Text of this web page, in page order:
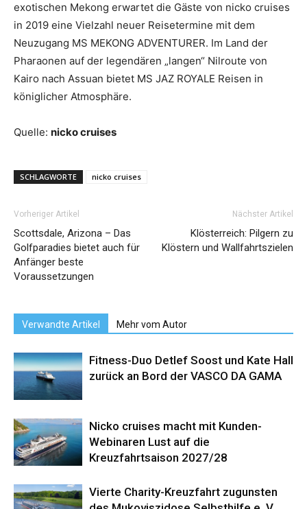
exotischen Mekong erwartet die Gäste von nicko cruises
in 2019 eine Vielzahl neuer Reisetermine mit dem
Neuzugang MS MEKONG ADVENTURER. Im Land der
Pharaonen auf der legendären „langen“ Nilroute von
Kairo nach Assuan bietet MS JAZ ROYALE Reisen in
königlicher Atmosphäre.
Quelle: nicko cruises
SCHLAGWORTE nicko cruises
Vorheriger Artikel
Scottsdale, Arizona – Das
Golfparadies bietet auch für
Anfänger beste
Voraussetzungen
Nächster Artikel
Klösterreich: Pilgern zu
Klöstern und Wallfahrtszielen
Verwandte Artikel Mehr vom Autor
Fitness-Duo Detlef Soost und Kate Hall
zurück an Bord der VASCO DA GAMA
Nicko cruises macht mit Kunden-
Webinaren Lust auf die
Kreuzfahrtsaison 2027/28
Vierte Charity-Kreuzfahrt zugunsten